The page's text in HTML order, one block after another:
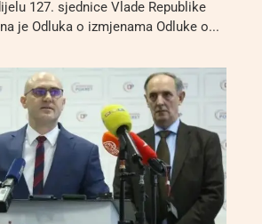
127. sjednice Vlade Republike
je Odluka o izmjenama Odluke o...